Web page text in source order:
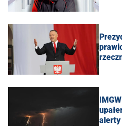
alerty